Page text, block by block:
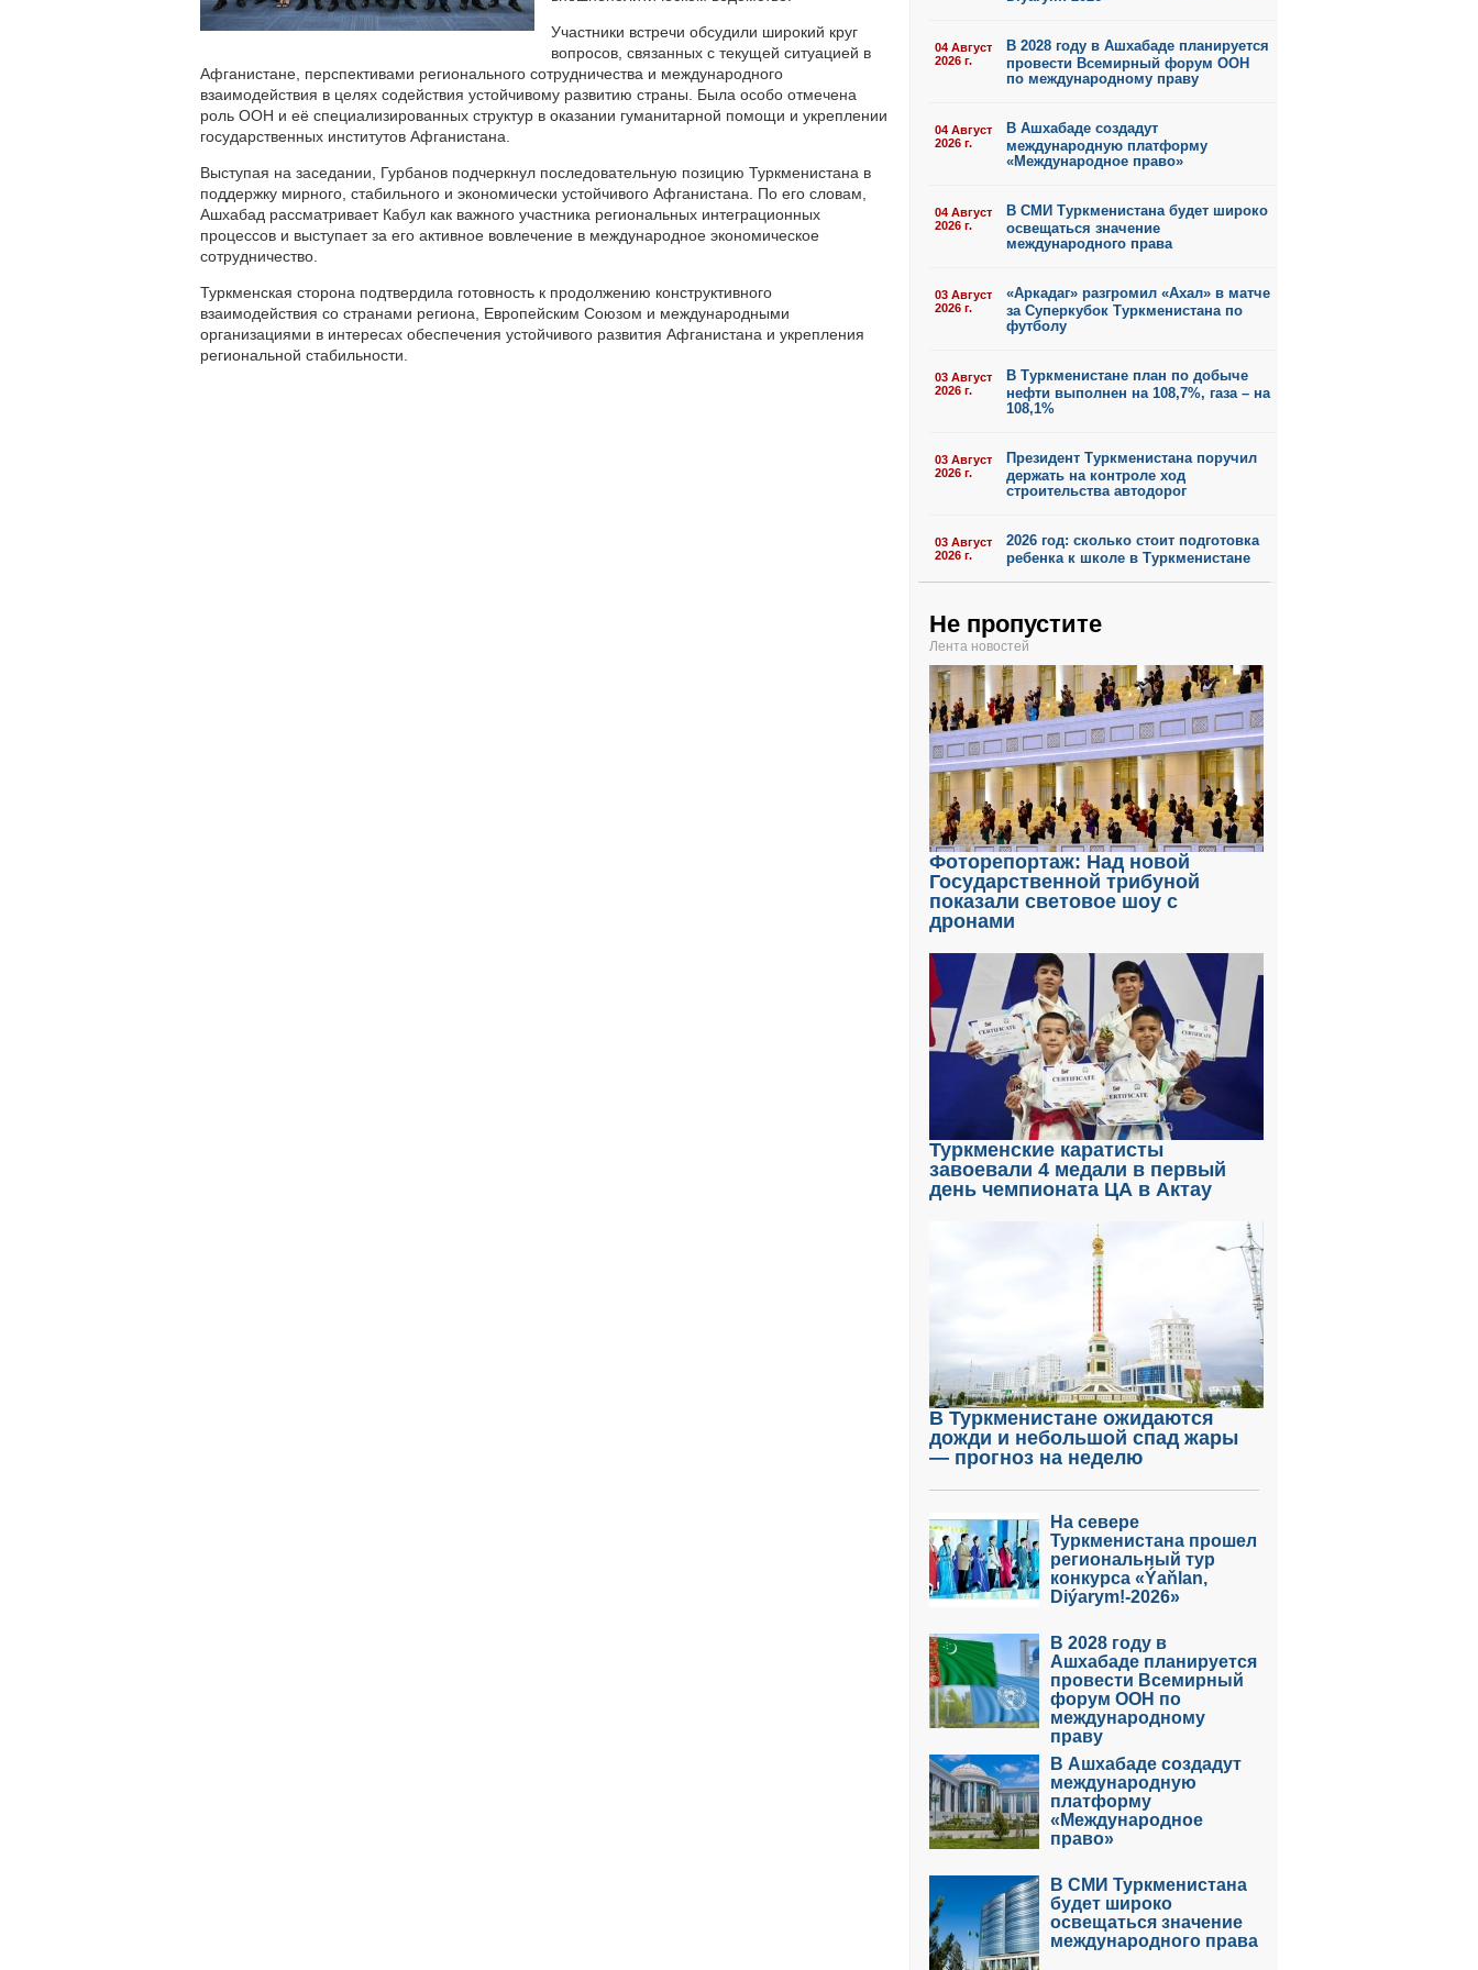
Участники встречи обсудили широкий круг
вопросов, связанных с текущей ситуацией в
Афганистане, перспективами регионального сотрудничества и международного
взаимодействия в целях содействия устойчивому развитию страны. Была особо отмечена
роль ООН и её специализированных структур в оказании гуманитарной помощи и укреплении
государственных институтов Афганистана.
Выступая на заседании, Гурбанов подчеркнул последовательную позицию Туркменистана в
поддержку мирного, стабильного и экономически устойчивого Афганистана. По его словам,
Ашхабад рассматривает Кабул как важного участника региональных интеграционных
процессов и выступает за его активное вовлечение в международное экономическое
сотрудничество.
Туркменская сторона подтвердила готовность к продолжению конструктивного
взаимодействия со странами региона, Европейским Союзом и международными
организациями в интересах обеспечения устойчивого развития Афганистана и укрепления
региональной стабильности.
04 Август
2026 г.
В 2028 году в Ашхабаде планируется
провести Всемирный форум ООН
по международному праву
04 Август
2026 г.
В Ашхабаде создадут
международную платформу
«Международное право»
04 Август
2026 г.
В СМИ Туркменистана будет широко
освещаться значение
международного права
03 Август
2026 г.
«Аркадаг» разгромил «Ахал» в матче
за Суперкубок Туркменистана по
футболу
03 Август
2026 г.
В Туркменистане план по добыче
нефти выполнен на 108,7%, газа – на
108,1%
03 Август
2026 г.
Президент Туркменистана поручил
держать на контроле ход
строительства автодорог
03 Август
2026 г.
2026 год: сколько стоит подготовка
ребенка к школе в Туркменистане
Не пропустите
Лента новостей
Фоторепортаж: Над новой
Государственной трибуной
показали световое шоу с
дронами
Туркменские каратисты
завоевали 4 медали в первый
день чемпионата ЦА в Актау
В Туркменистане ожидаются
дожди и небольшой спад жары
— прогноз на неделю
На севере
Туркменистана прошел
региональный тур
конкурса «Ýaňlan,
Diýarym!-2026»
В 2028 году в
Ашхабаде планируется
провести Всемирный
форум ООН по
международному
праву
В Ашхабаде создадут
международную
платформу
«Международное
право»
В СМИ Туркменистана
будет широко
освещаться значение
международного права